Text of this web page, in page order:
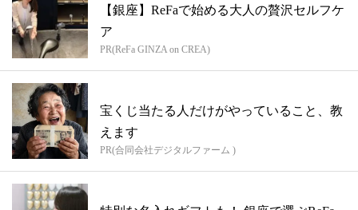
【銀座】ReFaで始める大人の贅沢セルフケ
ア
PR(ReFa GINZA on CREA)
宝くじ当たる人だけがやっていること、教
えます
PR(合同会社デジタルファーム )